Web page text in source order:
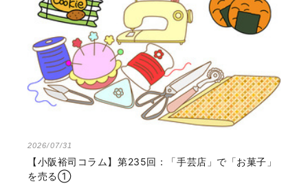
2026/07/31
【小阪裕司コラム】第235回：「手芸店」で「お菓子」
を売る①